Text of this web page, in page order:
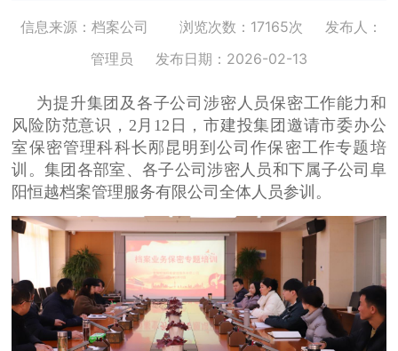
信息来源：档案公司 浏览次数：17165次
发布人：
管理员
发布日期：2026-02-13
为提升集团及各子公司涉密人员保密工作能力和
风险防范意识，2月12日，市建投集团邀请市委办公
室保密管理科科长邴昆明到公司作保密工作专题培
训。集团各部室、各子公司涉密人员和下属子公司阜
阳恒越档案管理服务有限公司全体人员参训。